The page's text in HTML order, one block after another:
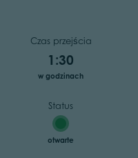
Czas przejścia
1:30
w godzinach
Status
otwarte